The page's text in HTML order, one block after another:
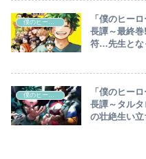
僕のヒーローアカデミア
「僕のヒー
長譚～最終
符…先生とな
僕のヒーローアカデミア
「僕のヒー
長譚～タル
の壮絶生い